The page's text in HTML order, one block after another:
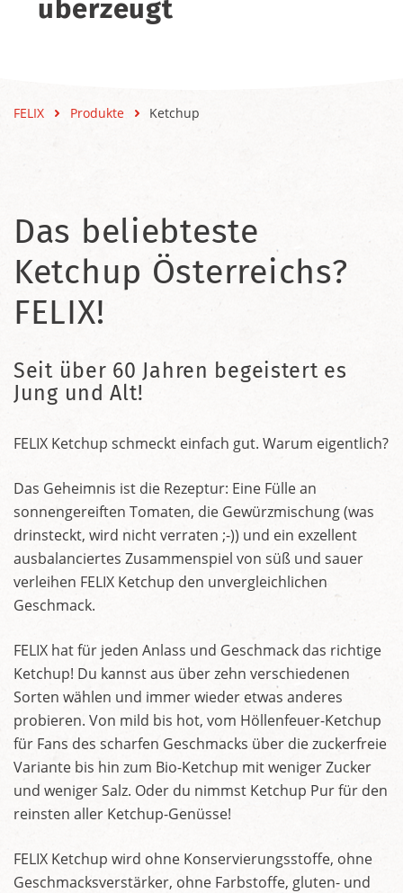
überzeugt
FELIX Produkte Ketchup
Das beliebteste
Ketchup Österreichs?
FELIX!
Seit über 60 Jahren begeistert es
Jung und Alt!
FELIX Ketchup schmeckt einfach gut. Warum eigentlich?
Das Geheimnis ist die Rezeptur: Eine Fülle an
sonnengereiften Tomaten, die Gewürzmischung (was
drinsteckt, wird nicht verraten ;-)) und ein exzellent
ausbalanciertes Zusammenspiel von süß und sauer
verleihen FELIX Ketchup den unvergleichlichen
Geschmack.
FELIX hat für jeden Anlass und Geschmack das richtige
Ketchup! Du kannst aus über zehn verschiedenen
Sorten wählen und immer wieder etwas anderes
probieren. Von mild bis hot, vom Höllenfeuer-Ketchup
für Fans des scharfen Geschmacks über die zuckerfreie
Variante bis hin zum Bio-Ketchup mit weniger Zucker
und weniger Salz. Oder du nimmst Ketchup Pur für den
reinsten aller Ketchup-Genüsse!
FELIX Ketchup wird ohne Konservierungsstoffe, ohne
Geschmacksverstärker, ohne Farbstoffe, gluten- und